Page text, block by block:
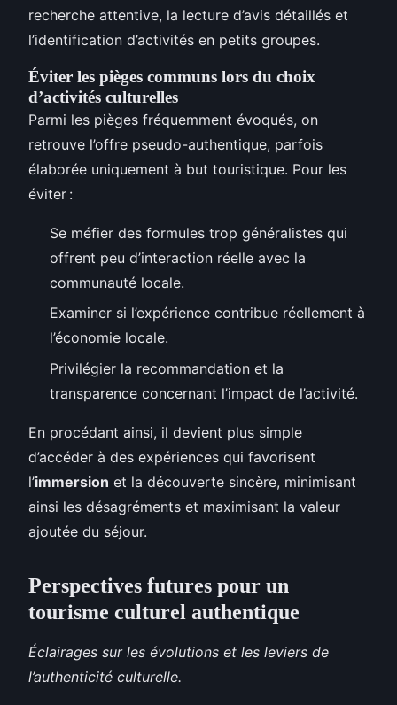
recherche attentive, la lecture d’avis détaillés et
l’identification d’activités en petits groupes.
Éviter les pièges communs lors du choix
d’activités culturelles
Parmi les pièges fréquemment évoqués, on
retrouve l’offre pseudo-authentique, parfois
élaborée uniquement à but touristique. Pour les
éviter :
Se méfier des formules trop généralistes qui
offrent peu d’interaction réelle avec la
communauté locale.
Examiner si l’expérience contribue réellement à
l’économie locale.
Privilégier la recommandation et la
transparence concernant l’impact de l’activité.
En procédant ainsi, il devient plus simple
d’accéder à des expériences qui favorisent
l’immersion et la découverte sincère, minimisant
ainsi les désagréments et maximisant la valeur
ajoutée du séjour.
Perspectives futures pour un
tourisme culturel authentique
Éclairages sur les évolutions et les leviers de
l’authenticité culturelle.